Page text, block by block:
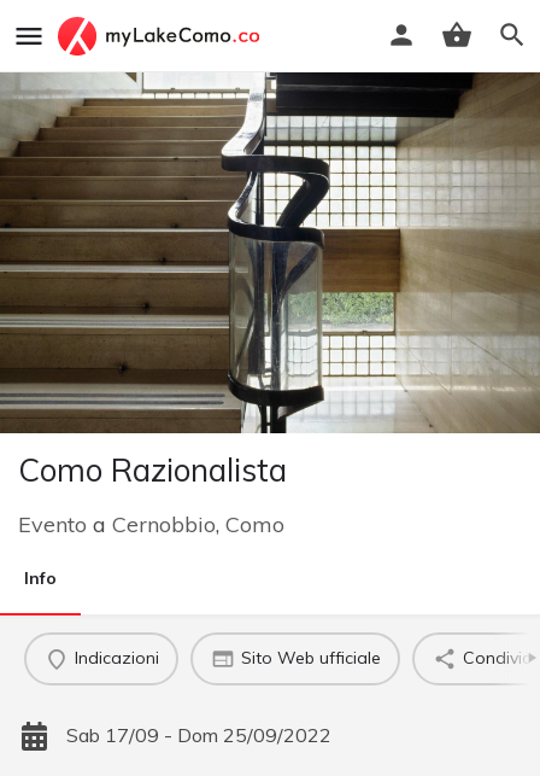
Como Razionalista
Evento a Cernobbio, Como
Info
Indicazioni Sito Web ufficiale Condividi
Sab 17/09 - Dom 25/09/2022